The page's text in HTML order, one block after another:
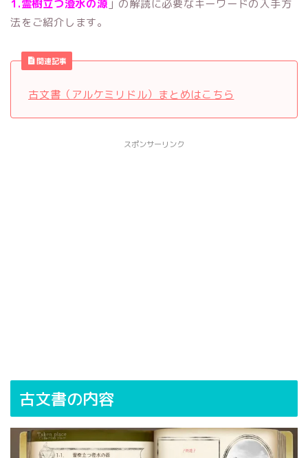
1.霊樹立つ澄水の源 」の解読に必要なキーワードの入手方
法をご紹介します。
関連記事
古文書（アルケミリドル）まとめはこちら
スポンサーリンク
古文書の内容